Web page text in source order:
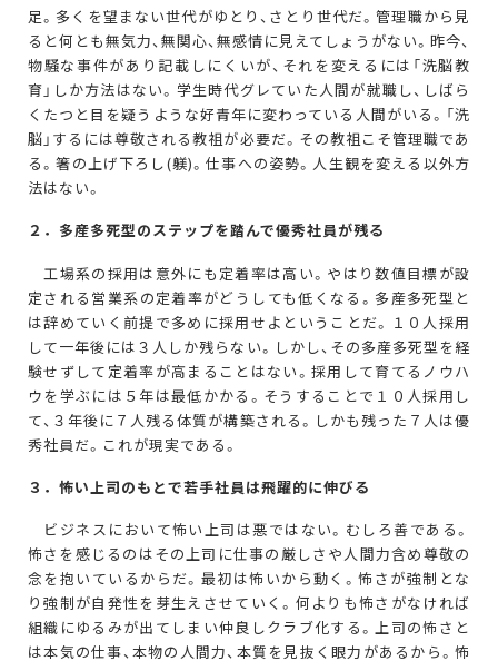
足。多くを望まない世代がゆとり、さとり世代だ。管理職から見
ると何とも無気力、無関心、無感情に見えてしょうがない。昨今、
物騒な事件があり記載しにくいが、それを変えるには「洗脳教
育」しか方法はない。学生時代グレていた人間が就職し、しばら
くたつと目を疑うような好青年に変わっている人間がいる。「洗
脳」するには尊敬される教祖が必要だ。その教祖こそ管理職であ
る。箸の上げ下ろし(躾)。仕事への姿勢。人生観を変える以外方
法はない。
２．多産多死型のステップを踏んで優秀社員が残る
工場系の採用は意外にも定着率は高い。やはり数値目標が設
定される営業系の定着率がどうしても低くなる。多産多死型と
は辞めていく前提で多めに採用せよということだ。１０人採用
して一年後には３人しか残らない。しかし、その多産多死型を経
験せずして定着率が高まることはない。採用して育てるノウハ
ウを学ぶには５年は最低かかる。そうすることで１０人採用し
て、３年後に７人残る体質が構築される。しかも残った７人は優
秀社員だ。これが現実である。
３．怖い上司のもとで若手社員は飛躍的に伸びる
ビジネスにおいて怖い上司は悪ではない。むしろ善である。
怖さを感じるのはその上司に仕事の厳しさや人間力含め尊敬の
念を抱いているからだ。最初は怖いから動く。怖さが強制とな
り強制が自発性を芽生えさせていく。何よりも怖さがなければ
組織にゆるみが出てしまい仲良しクラブ化する。上司の怖さと
は本気の仕事、本物の人間力、本質を見抜く眼力があるから。怖